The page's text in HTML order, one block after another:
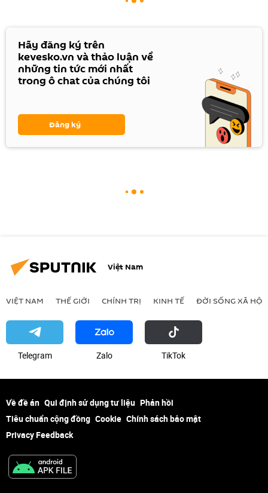
Hãy đăng ký trên
kevesko.vn và thảo luận về
những tin tức mới nhất
trong ô chat của chúng tôi
Đăng ký
Việt Nam
VIỆT NAM THẾ GIỚI CHÍNH TRỊ KINH TẾ ĐỜI SỐNG XÃ HỘI
Telegram Zalo ТikТоk
Về đề án Qui định sử dụng tư liệu Phản hồi
Tiêu chuẩn cộng đồng Cookie Chính sách bảo mật
Privacy Feedback